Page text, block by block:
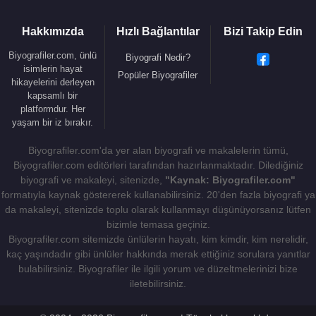
2001 - Mem ile Zin (Mesnevi)
2002 - Varlığın Evi (Hikâye)
2003 - Bir Yolcunun Halleri (Hikâye)
2003 - Dede Korkut Kitabı (Hikâye)
2003 - Derviş Öyküleri (Derleme)
2003 - Hikmet Öyküleri (Derleme)
2003 - Huzur Öyküleri (Derleme)
2003 - Kerem ile Aslı (Diğer)
2003 - Öyküler Kitabı (Hikâye)
2003 - Sırlı Tuğlalar (Hikâye)
2003 - Sufi Öyküler (Derleme)
2003 - Gülistan (Mesnevi)
2004 - 40 Gözaltı Öyküsü (Hikâye)
Hakkımızda
Biyografiler.com, ünlü
isimlerin hayat
hikayelerini derleyen
kapsamlı bir
platformdur. Her
yaşam bir iz bırakır.
Hızlı Bağlantılar
Biyografi Nedir?
Popüler Biyografiler
Bizi Takip Edin
Biyografiler.com'da yer alan biyografi ve makalelerin tümü,
Biyografiler.com editörleri tarafından hazırlanmaktadır. Dilediğiniz
biyografi ve makaleyi, sitenizde, "Kaynak: Biyografiler.com"
formatıyla kaynak göstererek kullanabilirsiniz. 20'den fazla biyografi ya
da makaleyi, sitenizde toplu olarak kullanmayı düşünüyorsanız lütfen
bizimle temasa geçiniz.
Biyografiler.com sitemizde ünlülerin hayatı, kim kimdir, kim nerelidir,
kaç yaşındadır gibi ünlüler hakkında merak ettiğiniz sorulara yanıtlar
bulabilirsiniz. Biyografiler ile ilgili yorum ve düzeltmelerinizi bize
iletebilirsiniz.